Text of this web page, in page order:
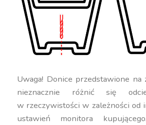
Uwaga! Donice przedstawione na
nieznacznie różnić się
w rzeczywistości w zależności od
ustawień monitora